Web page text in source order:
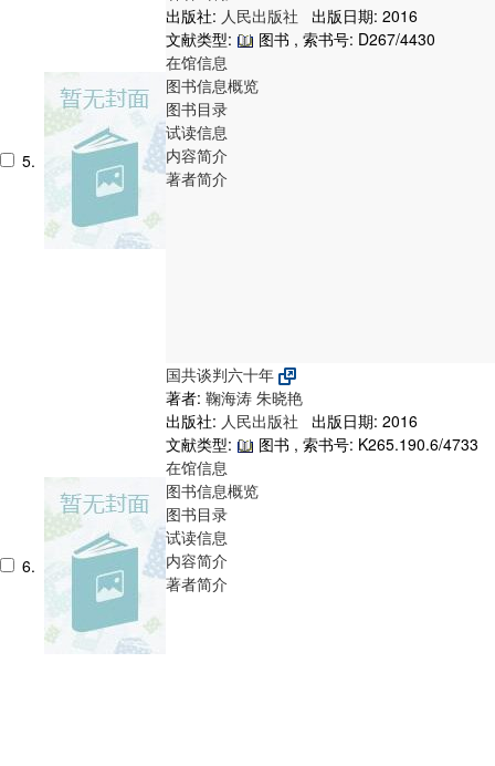
5.
出版社: 人民出版社
出版日期: 2016
文献类型:
图书 , 索书号: D267/4430
在馆信息
图书信息概览
图书目录
试读信息
内容简介
著者简介
6.
国共谈判六十年
著者: 鞠海涛 朱晓艳
出版社: 人民出版社
出版日期: 2016
文献类型:
图书 , 索书号: K265.190.6/4733
在馆信息
图书信息概览
图书目录
试读信息
内容简介
著者简介